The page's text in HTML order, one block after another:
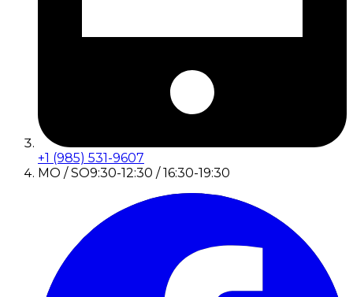
+1 (985) 531-9607
MO / SO9:30-12:30 / 16:30-19:30